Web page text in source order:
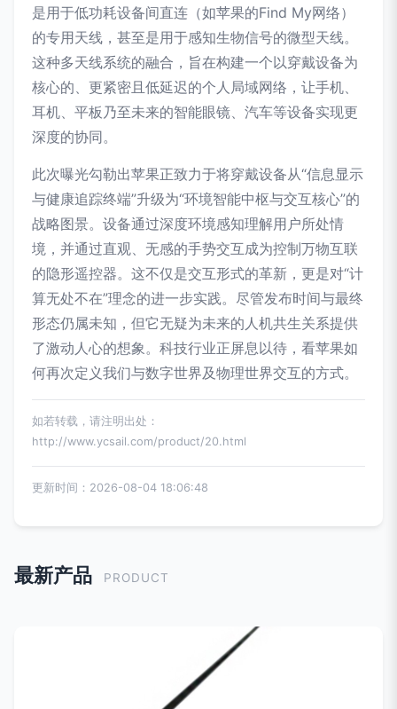
是用于低功耗设备间直连（如苹果的Find My网络）
的专用天线，甚至是用于感知生物信号的微型天线。
这种多天线系统的融合，旨在构建一个以穿戴设备为
核心的、更紧密且低延迟的个人局域网络，让手机、
耳机、平板乃至未来的智能眼镜、汽车等设备实现更
深度的协同。
此次曝光勾勒出苹果正致力于将穿戴设备从“信息显示
与健康追踪终端”升级为“环境智能中枢与交互核心”的
战略图景。设备通过深度环境感知理解用户所处情
境，并通过直观、无感的手势交互成为控制万物互联
的隐形遥控器。这不仅是交互形式的革新，更是对“计
算无处不在”理念的进一步实践。尽管发布时间与最终
形态仍属未知，但它无疑为未来的人机共生关系提供
了激动人心的想象。科技行业正屏息以待，看苹果如
何再次定义我们与数字世界及物理世界交互的方式。
如若转载，请注明出处：
http://www.ycsail.com/product/20.html
更新时间：2026-08-04 18:06:48
最新产品 PRODUCT